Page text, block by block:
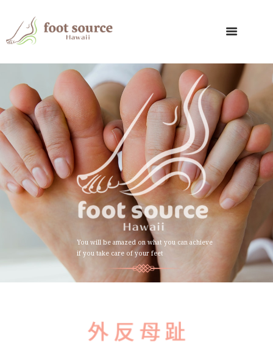
You will be amazed on what you can achieve
if you take care of your feet